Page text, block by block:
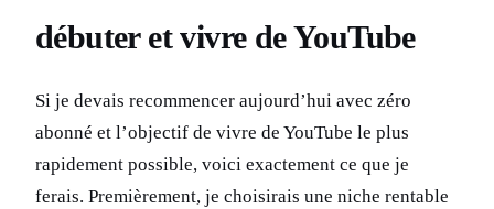
débuter et vivre de YouTube
Si je devais recommencer aujourd’hui avec zéro
abonné et l’objectif de vivre de YouTube le plus
rapidement possible, voici exactement ce que je
ferais. Premièrement, je choisirais une niche rentable